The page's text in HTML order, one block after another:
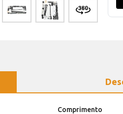
Comprimento